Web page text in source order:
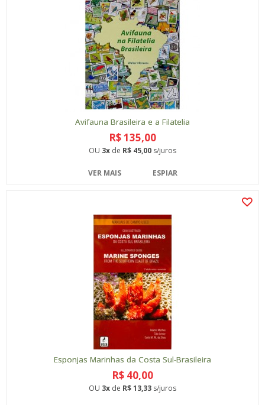
Avifauna Brasileira e a Filatelia
R$ 135,00
OU 3x de R$ 45,00 s/juros
VER MAIS ESPIAR
Esponjas Marinhas da Costa Sul-Brasileira
R$ 40,00
OU 3x de R$ 13,33 s/juros